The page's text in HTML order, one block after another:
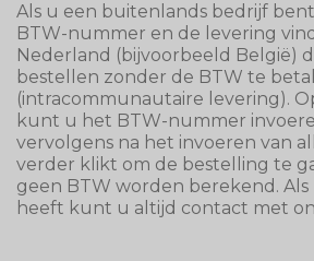
Als u een buitenlands bedrijf
BTW-nummer en de levering
Nederland (bijvoorbeeld België)
bestellen zonder de BTW te
(intracommunautaire levering).
kunt u het BTW-nummer
vervolgens na het invoeren van
verder klikt om de bestelling te
geen BTW worden berekend.
heeft kunt u altijd contact met